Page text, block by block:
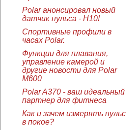
Polar анонсировал новый
датчик пульса - H10!
Спортивные профили в
часах Polar.
Функции для плавания,
управление камерой и
другие новости для Polar
M600
Polar A370 - ваш идеальный
партнер для фитнеса
Как и зачем измерять пульс
в покое?